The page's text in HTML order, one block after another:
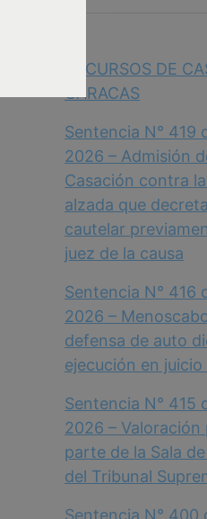
RECURSOS DE
CARACAS
Sentencia N° 419
2026 – Admisión
Casación contra
alzada que
cautelar
juez de la causa
Sentencia N° 416
2026 –
defensa de auto
ejecución en
Sentencia N° 415
2026 –
parte de la Sala
del Tribunal
Sentencia N° 400